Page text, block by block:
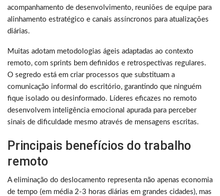
acompanhamento de desenvolvimento, reuniões de equipe para
alinhamento estratégico e canais assíncronos para atualizações
diárias.
Muitas adotam metodologias ágeis adaptadas ao contexto
remoto, com sprints bem definidos e retrospectivas regulares.
O segredo está em criar processos que substituam a
comunicação informal do escritório, garantindo que ninguém
fique isolado ou desinformado. Líderes eficazes no remoto
desenvolvem inteligência emocional apurada para perceber
sinais de dificuldade mesmo através de mensagens escritas.
Principais benefícios do trabalho
remoto
A eliminação do deslocamento representa não apenas economia
de tempo (em média 2-3 horas diárias em grandes cidades), mas